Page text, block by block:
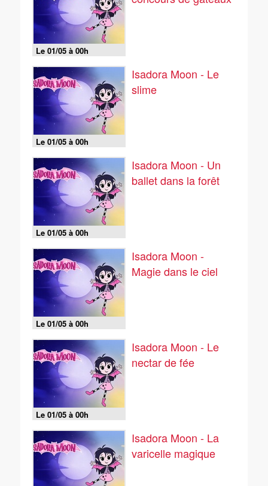
Le 01/05 à 00h
Le 01/05 à 00h
Isadora Moon - Le
slime
Le 01/05 à 00h
Isadora Moon - Un
ballet dans la forêt
Le 01/05 à 00h
Isadora Moon -
Magie dans le ciel
Le 01/05 à 00h
Isadora Moon - Le
nectar de fée
Isadora Moon - La
varicelle magique